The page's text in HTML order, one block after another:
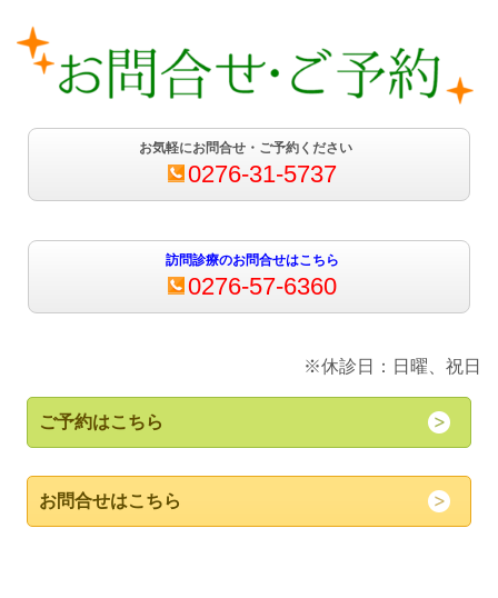
お気軽にお問合せ・ご予約ください
0276-31-5737
訪問診療のお問合せはこちら
0276-57-6360
※休診日：日曜、祝日
ご予約はこちら
お問合せはこちら